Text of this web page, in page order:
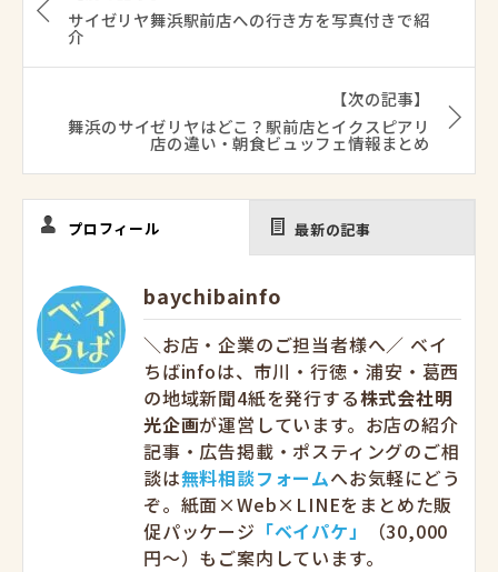
サイゼリヤ舞浜駅前店への行き方を写真付きで紹
介
【次の記事】
舞浜のサイゼリヤはどこ？駅前店とイクスピアリ
店の違い・朝食ビュッフェ情報まとめ
プロフィール 最新の記事
baychibainfo
＼お店・企業のご担当者様へ／ ベイ
ちばinfoは、市川・行徳・浦安・葛西
の地域新聞4紙を発行する株式会社明
光企画が運営しています。お店の紹介
記事・広告掲載・ポスティングのご相
談は無料相談フォームへお気軽にどう
ぞ。紙面×Web×LINEをまとめた販
促パッケージ 「ベイパケ」
（30,000
円〜）もご案内しています。